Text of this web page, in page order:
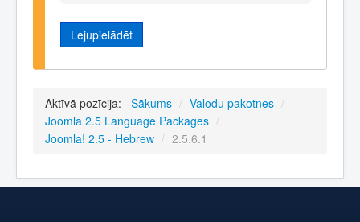
Lejupielādēt
Aktīvā pozīcija: Sākums / Valodu pakotnes /
Joomla 2.5 Language Packages /
Joomla! 2.5 - Hebrew / 2.5.6.1